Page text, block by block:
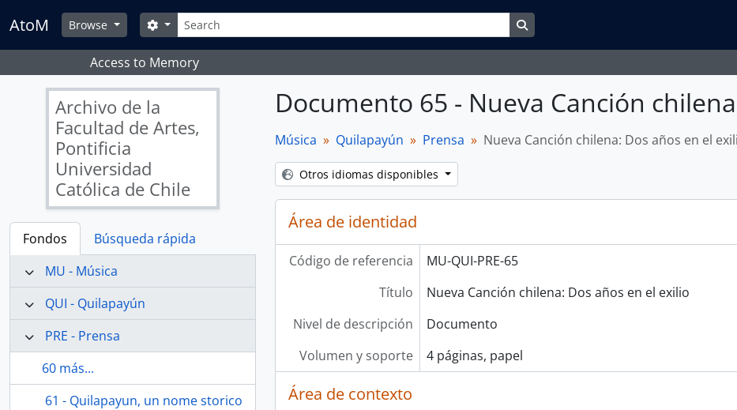
Skip to main content
AtoM Browse Búsqueda
Opciones de búsqueda Search in browse page
Access to Memory
Archivo de la
Facultad de Artes,
Pontificia
Universidad
Católica de Chile
Fondos
Búsqueda rápida
MU - Música
QUI - Quilapayún
PRE - Prensa
60 más...
61 - Quilapayun, un nome storico
Documento 65 - Nueva Canción
Música Quilapayún Prensa Nueva Canción chilena: Dos años en el
Otros idiomas disponibles
Área de identidad
Código de referencia
MU-QUI-PRE-65
Título
Nueva Canción chilena: Dos años en el exilio
Nivel de descripción
Documento
Volumen y soporte
4 páginas, papel
Área de contexto